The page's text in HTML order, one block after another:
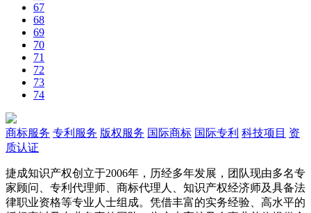
67
68
69
70
71
72
73
74
商标服务 专利服务 版权服务 国际商标 国际专利 科技项目 资
质认证
捷成知识产权创立于2006年，历经多年发展，团队现由多名专
家顾问、专利代理师、商标代理人、知识产权经济师及具备法
律职业资格等专业人士组成。凭借丰富的实务经验、高水平的